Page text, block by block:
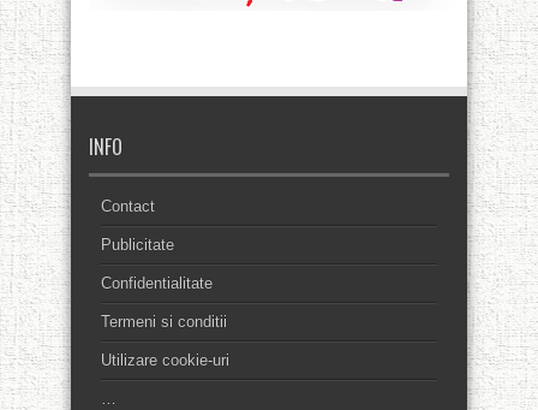
INFO
Contact
Publicitate
Confidentialitate
Termeni si conditii
Utilizare cookie-uri
…